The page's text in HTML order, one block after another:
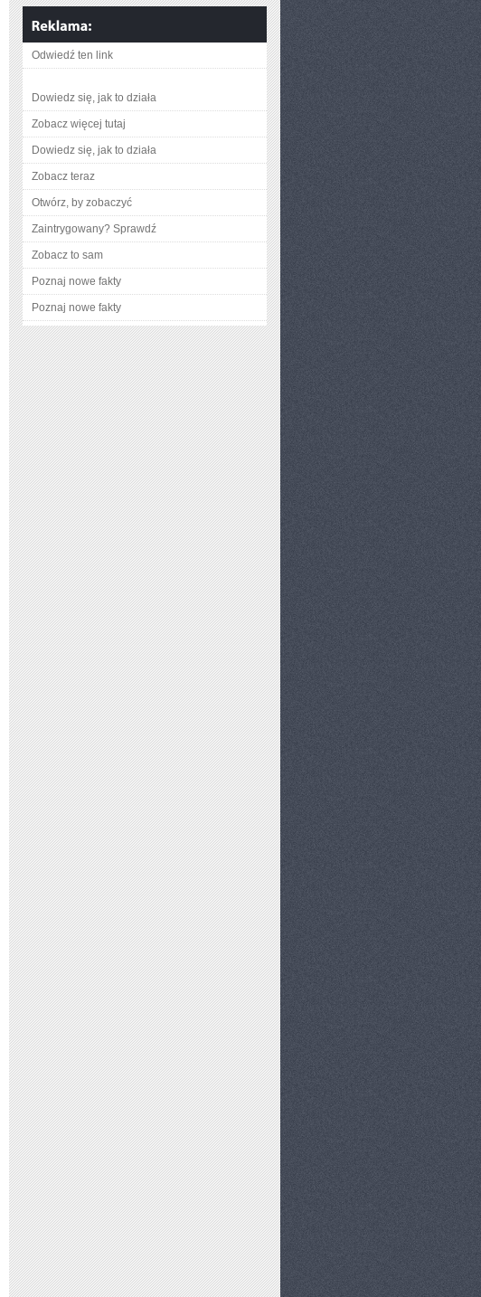
Odwiedź ten link
Dowiedz się, jak to działa
Zobacz więcej tutaj
Dowiedz się, jak to działa
Zobacz teraz
Otwórz, by zobaczyć
Zaintrygowany? Sprawdź
Zobacz to sam
Poznaj nowe fakty
Poznaj nowe fakty